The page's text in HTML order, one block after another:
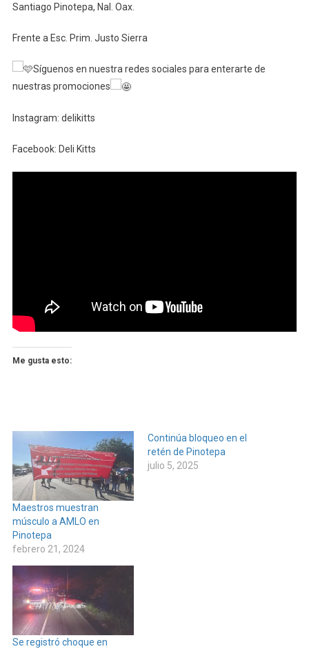
Santiago Pinotepa, Nal. Oax.
Frente a Esc. Prim. Justo Sierra
Síguenos en nuestra redes sociales para enterarte de
nuestras promociones
Instagram: delikitts
Facebook: Deli Kitts
Me gusta esto:
Maestros muestran
músculo a AMLO en
Pinotepa
febrero 21, 2024
Continúa bloqueo en el
retén de Pinotepa
julio 5, 2025
Se registró choque en